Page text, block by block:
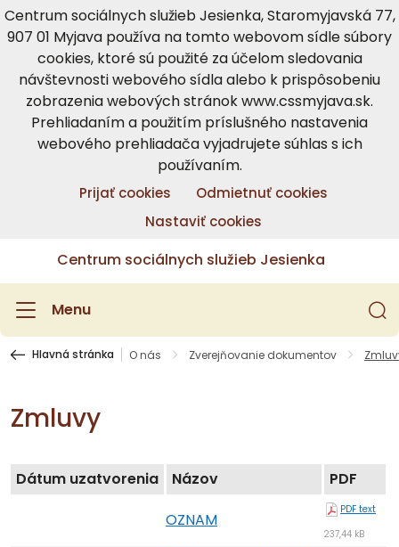
Centrum sociálnych služieb Jesienka, Staromyjavská 77,
907 01 Myjava používa na tomto webovom sídle súbory
cookies, ktoré sú použité za účelom sledovania
návštevnosti webového sídla alebo k prispôsobeniu
zobrazenia webových stránok www.cssmyjava.sk.
Prehliadaním a použitím príslušného nastavenia
webového prehliadača vyjadrujete súhlas s ich
používaním.
Prijať cookies
Odmietnuť cookies
Nastaviť cookies
Centrum sociálnych služieb Jesienka
Menu
Hlavná stránka O nás Zverejňovanie dokumentov
Zmluvy
Dátum uzatvorenia Názov
PDF
OZNAM
PDF text
237,44 kB